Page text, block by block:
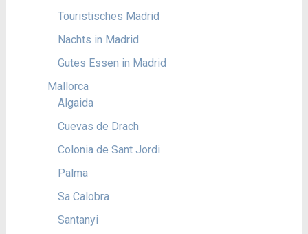
Touristisches Madrid
Nachts in Madrid
Gutes Essen in Madrid
Mallorca
Algaida
Cuevas de Drach
Colonia de Sant Jordi
Palma
Sa Calobra
Santanyi